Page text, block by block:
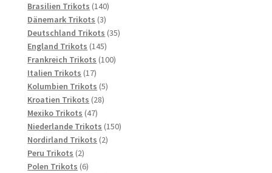
Produkte
Brasilien Trikots 140140
Dänemark Trikots 33
Produkte
Deutschland Trikots 3535
England Trikots 145145
Produkte
Frankreich Trikots 100100
Italien Trikots 1717
Produkte
Kolumbien Trikots 55
Kroatien Trikots 2828
Mexiko Trikots 4747
Produkte
Niederlande Trikots 150150
Nordirland Trikots 22
Peru Trikots 22
Produkte
Polen Trikots 66